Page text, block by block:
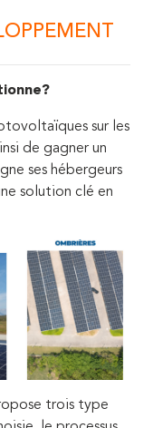
sur les
de gagner un
ses hébergeurs
solution clé en
trois type